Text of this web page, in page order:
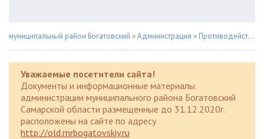
муниципальный район Богатовский »Администрация » Противодействие наркомании
Уважаемые посетители сайта!
Документы и информационные материалы
администрации муниципального района Богатовский
Самарской области размещенные до 31.12.2020г.
расположены на сайте по адресу
http://old.mrbogatovskiy.ru